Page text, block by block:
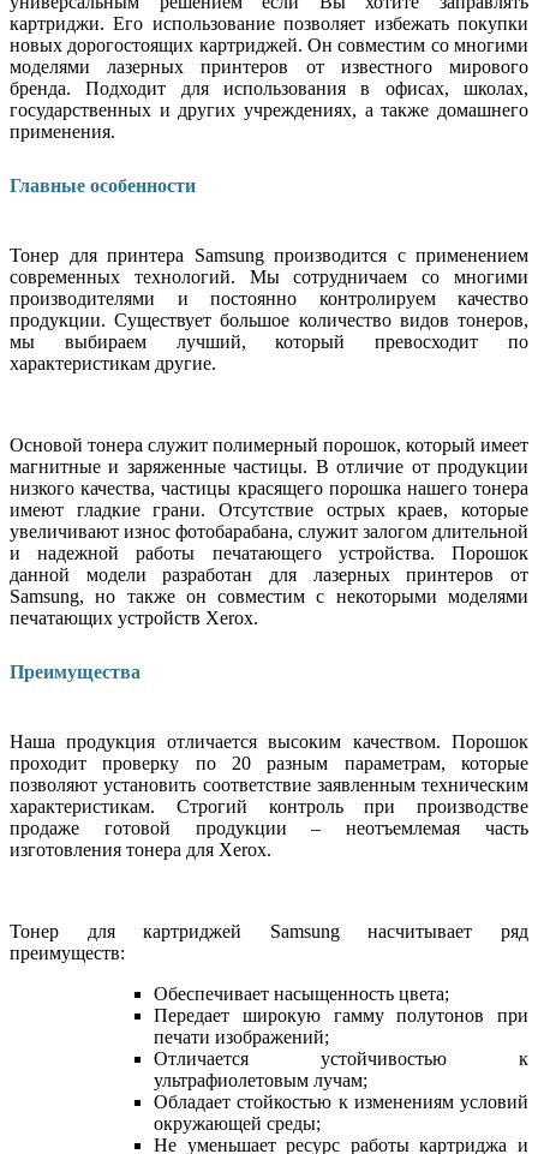
картриджи. Его использование позволяет избежать покупки
новых дорогостоящих картриджей. Он совместим со многими
моделями лазерных принтеров от известного мирового
бренда. Подходит для использования в офисах, школах,
государственных и других учреждениях, а также домашнего
применения.
Главные особенности
Тонер для принтера Samsung производится с применением
современных технологий. Мы сотрудничаем со многими
производителями и постоянно контролируем качество
продукции. Существует большое количество видов тонеров,
мы выбираем лучший, который превосходит по
характеристикам другие.
Основой тонера служит полимерный порошок, который имеет
магнитные и заряженные частицы. В отличие от продукции
низкого качества, частицы красящего порошка нашего тонера
имеют гладкие грани. Отсутствие острых краев, которые
увеличивают износ фотобарабана, служит залогом длительной
и надежной работы печатающего устройства. Порошок
данной модели разработан для лазерных принтеров от
Samsung, но также он совместим с некоторыми моделями
печатающих устройств Xerox.
Преимущества
Наша продукция отличается высоким качеством. Порошок
проходит проверку по 20 разным параметрам, которые
позволяют установить соответствие заявленным техническим
характеристикам. Строгий контроль при производстве
продаже готовой продукции – неотъемлемая часть
изготовления тонера для Xerox.
Тонер для картриджей Samsung насчитывает ряд
преимуществ:
Обеспечивает насыщенность цвета;
Передает широкую гамму полутонов при
печати изображений;
Отличается устойчивостью к
ультрафиолетовым лучам;
Обладает стойкостью к изменениям условий
окружающей среды;
Не уменьшает ресурс работы картриджа и